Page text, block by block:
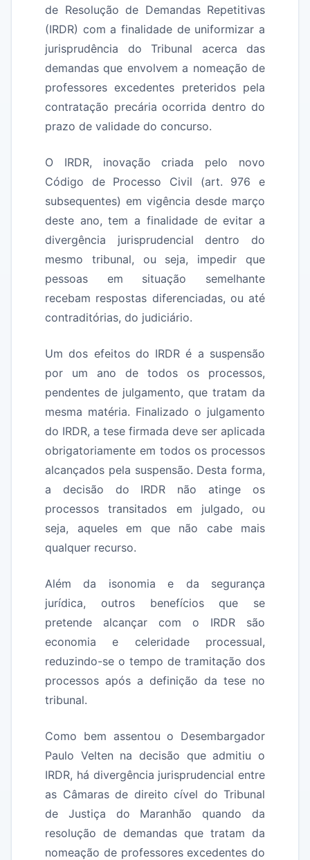
de Resolução de Demandas Repetitivas
(IRDR) com a finalidade de uniformizar a
jurisprudência do Tribunal acerca das
demandas que envolvem a nomeação de
professores excedentes preteridos pela
contratação precária ocorrida dentro do
prazo de validade do concurso.
O IRDR, inovação criada pelo novo
Código de Processo Civil (art. 976 e
subsequentes) em vigência desde março
deste ano, tem a finalidade de evitar a
divergência jurisprudencial dentro do
mesmo tribunal, ou seja, impedir que
pessoas em situação semelhante
recebam respostas diferenciadas, ou até
contraditórias, do judiciário.
Um dos efeitos do IRDR é a suspensão
por um ano de todos os processos,
pendentes de julgamento, que tratam da
mesma matéria. Finalizado o julgamento
do IRDR, a tese firmada deve ser aplicada
obrigatoriamente em todos os processos
alcançados pela suspensão. Desta forma,
a decisão do IRDR não atinge os
processos transitados em julgado, ou
seja, aqueles em que não cabe mais
qualquer recurso.
Além da isonomia e da segurança
jurídica, outros benefícios que se
pretende alcançar com o IRDR são
economia e celeridade processual,
reduzindo-se o tempo de tramitação dos
processos após a definição da tese no
tribunal.
Como bem assentou o Desembargador
Paulo Velten na decisão que admitiu o
IRDR, há divergência jurisprudencial entre
as Câmaras de direito cível do Tribunal
de Justiça do Maranhão quando da
resolução de demandas que tratam da
nomeação de professores excedentes do